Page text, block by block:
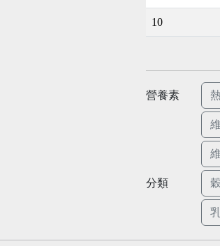
10
營養素
分類